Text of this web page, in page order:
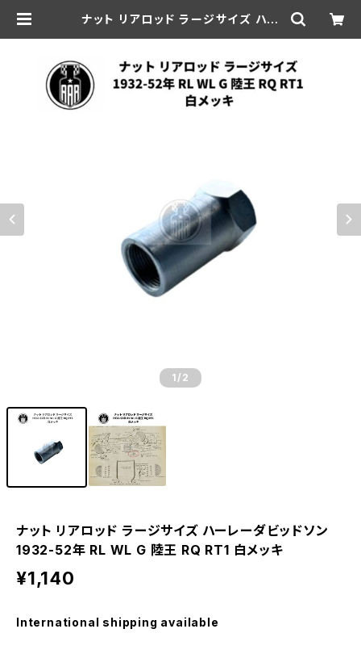
ナット リアロッド ラージサイズ ハー
1 /2
ナット リアロッド ラージサイズ ハーレーダビッドソン
1932-52年 RL WL G 陸王 RQ RT1 白メッキ
¥1,140
International shipping available